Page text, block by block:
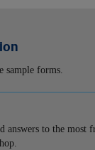
sample forms.
to the most